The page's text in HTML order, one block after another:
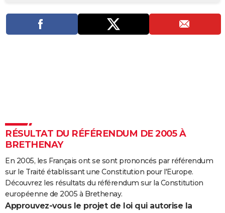
PHOTO
GUIDES D'ACHAT
COPAINS D'AVANT
FORUM
Bricolage
Lifestyle
Culture
Sport
Auto
Television
Voyage
Cinema
RÉSULTAT DU RÉFÉRENDUM DE 2005 À
BRETHENAY
En 2005, les Français ont se sont prononcés par référendum
sur le Traité établissant une Constitution pour l'Europe.
Découvrez les résultats du référendum sur la Constitution
européenne de 2005 à Brethenay.
Approuvez-vous le projet de loi qui autorise la